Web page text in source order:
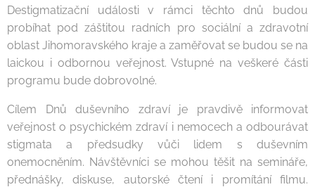
Destigmatizační události v rámci těchto dnů budou
probíhat pod záštitou radních pro sociální a zdravotní
oblast Jihomoravského kraje a zaměřovat se budou se na
laickou i odbornou veřejnost. Vstupné na veškeré části
programu bude dobrovolné.
Cílem Dnů duševního zdraví je pravdivě informovat
veřejnost o psychickém zdraví i nemocech a odbourávat
stigmata a předsudky vůči lidem s duševním
onemocněním. Návštěvníci se mohou těšit na semináře,
přednášky, diskuse, autorské čtení i promítání filmu.